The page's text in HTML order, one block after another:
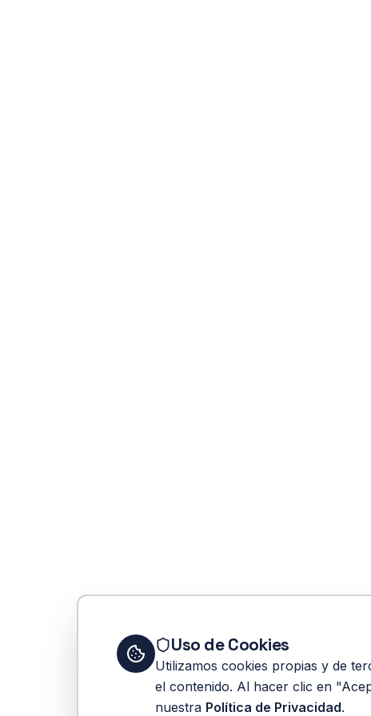
Uso de Cookies
Utilizamos cookies propias y de
el contenido. Al hacer clic en
nuestra Política de Privacidad.